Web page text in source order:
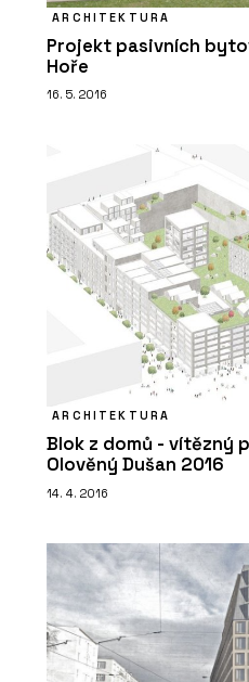
ARCHITEKTURA
Projekt pasivních
Hoře
16. 5. 2016
ARCHITEKTURA
Blok z domů - vítězný
Olověný Dušan 2016
14. 4. 2016